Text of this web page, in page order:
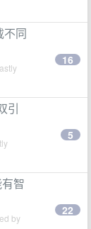
不同
16
引
5
智
by
22